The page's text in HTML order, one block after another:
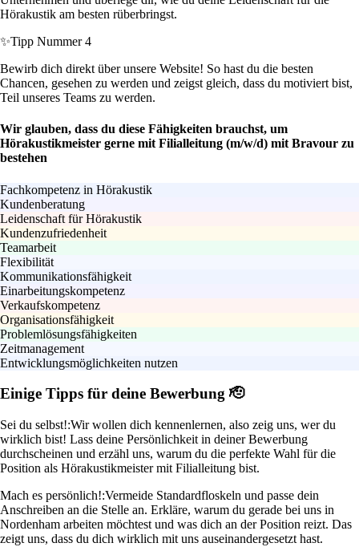
Hörakustik am besten rüberbringst.
✨Tipp Nummer 4
Bewirb dich direkt über unsere Website! So hast du die besten
Chancen, gesehen zu werden und zeigst gleich, dass du motiviert bist,
Teil unseres Teams zu werden.
Wir glauben, dass du diese Fähigkeiten brauchst, um
Hörakustikmeister gerne mit Filialleitung (m/w/d) mit Bravour zu
bestehen
Fachkompetenz in Hörakustik
Kundenberatung
Leidenschaft für Hörakustik
Kundenzufriedenheit
Teamarbeit
Flexibilität
Kommunikationsfähigkeit
Einarbeitungskompetenz
Verkaufskompetenz
Organisationsfähigkeit
Problemlösungsfähigkeiten
Zeitmanagement
Entwicklungsmöglichkeiten nutzen
Einige Tipps für deine Bewerbung 🫡
Sei du selbst!:Wir wollen dich kennenlernen, also zeig uns, wer du
wirklich bist! Lass deine Persönlichkeit in deiner Bewerbung
durchscheinen und erzähl uns, warum du die perfekte Wahl für die
Position als Hörakustikmeister mit Filialleitung bist.
Mach es persönlich!:Vermeide Standardfloskeln und passe dein
Anschreiben an die Stelle an. Erkläre, warum du gerade bei uns in
Nordenham arbeiten möchtest und was dich an der Position reizt. Das
zeigt uns, dass du dich wirklich mit uns auseinandergesetzt hast.